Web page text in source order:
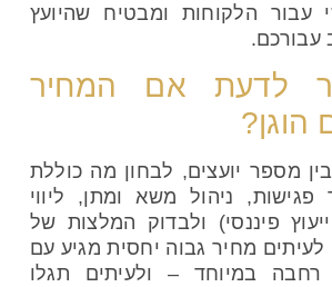
עבור הלקוחות ומבטיח שהיועץ
עבורכם.
לדעת אם המחיר
הוגן?
מספר יועצים, לבחון מה כוללת
ניהול משא ומתן, ליווי
פיננסי) ולבדוק המלצות של
לעיתים מחיר גבוה יחסית מגיע עם
במיוחד – ולעיתים תגלו